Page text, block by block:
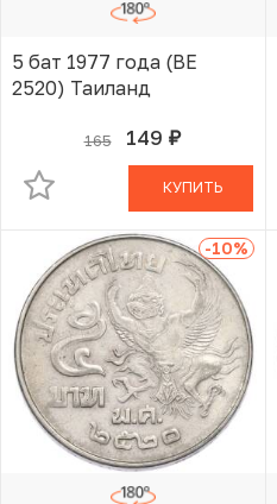
5 бат 1977 года (BE
2520) Таиланд
165 149 руб.
В КОРЗИНЕ
КУПИТЬ
-10%